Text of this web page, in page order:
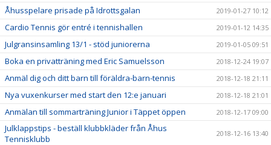
Åhusspelare prisade på Idrottsgalan 2019-01-27 10:12
Cardio Tennis gör entré i tennishallen 2019-01-12 14:35
Julgransinsamling 13/1 - stöd juniorerna 2019-01-05 09:51
Boka en privatträning med Eric Samuelsson 2018-12-24 19:07
Anmäl dig och ditt barn till föräldra-barn-tennis 2018-12-18 21:11
Nya vuxenkurser med start den 12:e januari 2018-12-18 21:01
Anmälan till sommarträning Junior i Täppet öppen 2018-12-17 09:00
Julklappstips - beställ klubbkläder från Åhus
Tennisklubb
2018-12-16 13:40